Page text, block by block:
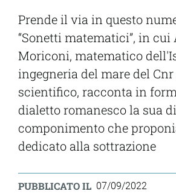
Prende il via in questo
“Sonetti matematici”, in cui
Moriconi, matematico
ingegneria del mare del
scientifico, racconta in
dialetto romanesco la sua
componimento che
dedicato alla sottrazione
PUBBLICATO IL 07/09/2022